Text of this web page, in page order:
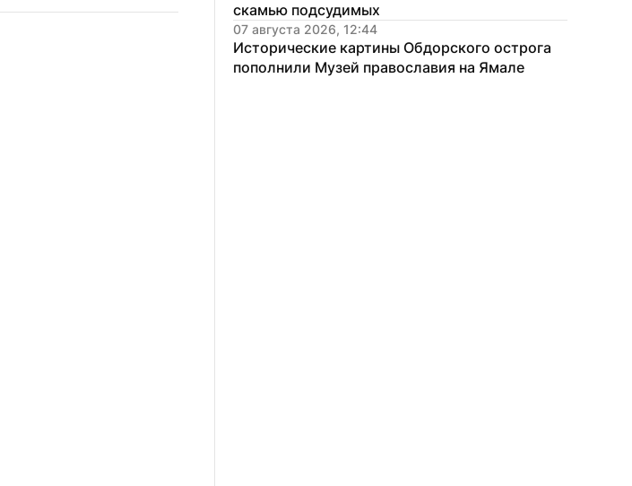
скамью подсудимых
07 августа 2026, 12:44
Исторические картины Обдорского острога
пополнили Музей православия на Ямале